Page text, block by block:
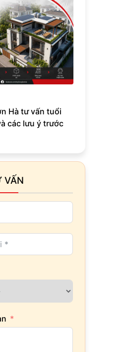
Hà tư vấn tuổi
các lưu ý trước
VẤN